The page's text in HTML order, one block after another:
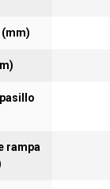
(mm)
rampa